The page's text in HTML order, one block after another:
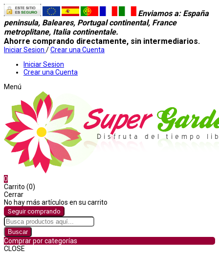
Enviamos a: España
peninsula, Baleares, Portugal continental, France
metroplitane, Italia continentale.
Ahorre comprando directamente, sin intermediarios.
Iniciar Sesion /Crear una Cuenta
Iniciar Sesion
Crear una Cuenta
Menú
0
Carrito (0)
Cerrar
No hay más artículos en su carrito
Seguir comprando
Buscar
Comprar por categorías
CLOSE